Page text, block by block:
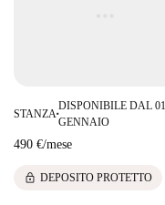
STANZA ■
DISPONIBILE DAL 01
GENNAIO
490 €/mese
lock DEPOSITO PROTETTO